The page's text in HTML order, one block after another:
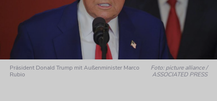
Präsident Donald Trump mit Außenminister Marco
Rubio
Foto: picture alliance /
ASSOCIATED PRESS